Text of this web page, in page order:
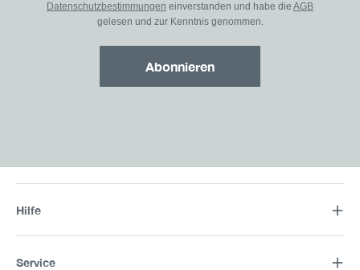
Datenschutzbestimmungen einverstanden und habe die AGB
gelesen und zur Kenntnis genommen.
Abonnieren
Hilfe
Service